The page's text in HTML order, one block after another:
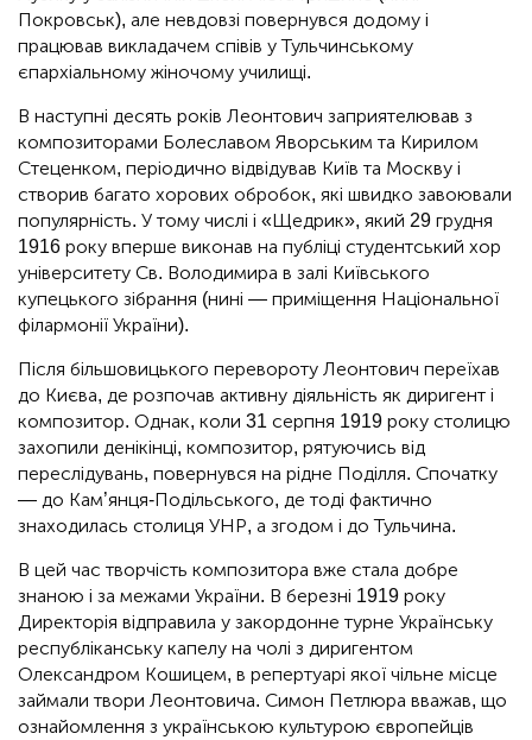
Покровськ), але невдовзі повернувся додому і
працював викладачем співів у Тульчинському
єпархіальному жіночому училищі.
В наступні десять років Леонтович заприятелював з
композиторами Болеславом Яворським та Кирилом
Стеценком, періодично відвідував Київ та Москву і
створив багато хорових обробок, які швидко завоювали
популярність. У тому числі і «Щедрик», який 29 грудня
1916 року вперше виконав на публіці студентський хор
університету Св. Володимира в залі Київського
купецького зібрання (нині — приміщення Національної
філармонії України).
Після більшовицького перевороту Леонтович переїхав
до Києва, де розпочав активну діяльність як диригент і
композитор. Однак, коли 31 серпня 1919 року столицю
захопили денікінці, композитор, рятуючись від
переслідувань, повернувся на рідне Поділля. Спочатку
— до Кам’янця-Подільського, де тоді фактично
знаходилась столиця УНР, а згодом і до Тульчина.
В цей час творчість композитора вже стала добре
знаною і за межами України. В березні 1919 року
Директорія відправила у закордонне турне Українську
республіканську капелу на чолі з диригентом
Олександром Кошицем, в репертуарі якої чільне місце
займали твори Леонтовича. Симон Петлюра вважав, що
ознайомлення з українською культурою європейців